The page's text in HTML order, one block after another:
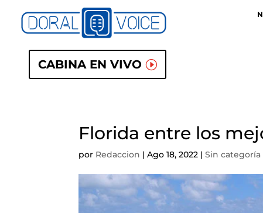
CABINA EN VIVO
Florida entre los
por Redaccion |Ago 18, 2022 |Sin categoría